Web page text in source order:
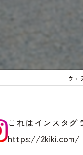
ウェ
これはインスタグ
https://2kiki.com/